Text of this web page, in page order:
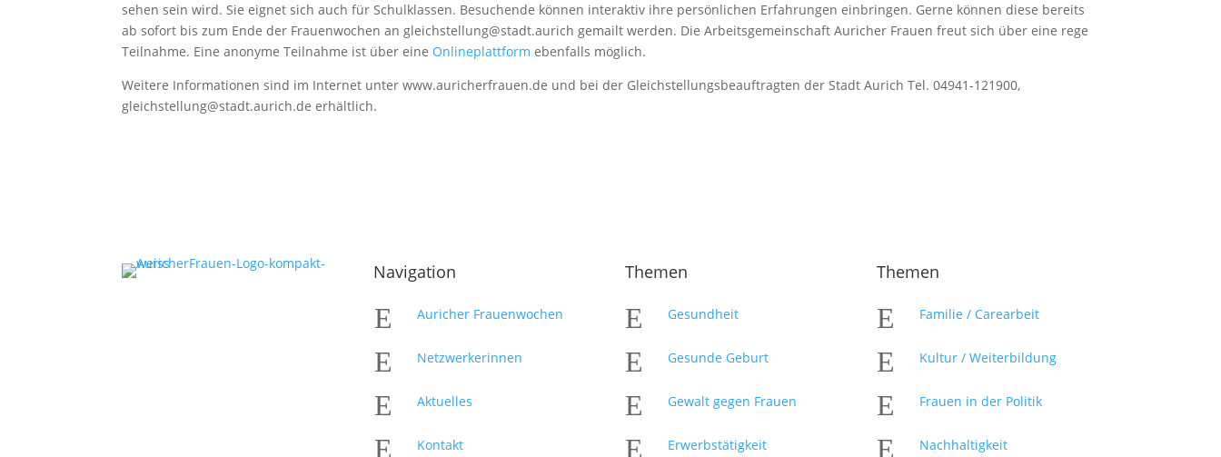
sehen sein wird. Sie eignet sich auch für Schulklassen. Besuchende können interaktiv ihre persönlichen Erfahrungen einbringen. Gerne können diese bereits
ab sofort bis zum Ende der Frauenwochen an gleichstellung@stadt.aurich gemailt werden. Die Arbeitsgemeinschaft Auricher Frauen freut sich über eine rege
Teilnahme. Eine anonyme Teilnahme ist über eine Onlineplattform ebenfalls möglich.
Weitere Informationen sind im Internet unter www.auricherfrauen.de und bei der Gleichstellungsbeauftragten der Stadt Aurich Tel. 04941-121900,
gleichstellung@stadt.aurich.de erhältlich.
Navigation
E Auricher Frauenwochen
E Netzwerkerinnen
E Aktuelles
E Kontakt
Themen
E Gesundheit
E Gesunde Geburt
E Gewalt gegen Frauen
E Erwerbstätigkeit
Themen
E Familie / Carearbeit
E Kultur / Weiterbildung
E Frauen in der Politik
E Nachhaltigkeit